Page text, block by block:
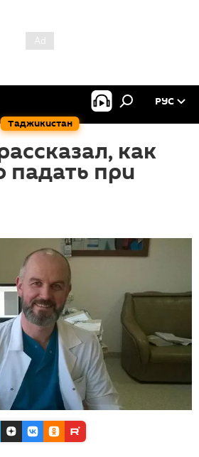
Таджикистан
РУС
как
падать при